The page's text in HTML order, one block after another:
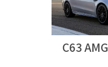
נחשפה מרצדס C63 AMG